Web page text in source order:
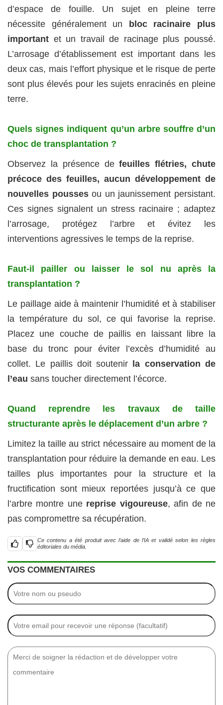
d’espace de fouille. Un sujet en pleine terre
nécessite généralement un
bloc racinaire plus
important et un travail de racinage plus poussé.
L’arrosage d’établissement est important dans les
deux cas, mais l’effort physique et le risque de perte
sont plus élevés pour les sujets enracinés en pleine
terre.
Quels signes indiquent qu’un arbre souffre d’un
choc de transplantation ?
Observez la présence defeuilles flétries, chute
précoce des feuilles, aucun développement de
nouvelles poussesou un jaunissement persistant.
Ces signes signalent un stress racinaire ; adaptez
l’arrosage, protégez l’arbre et évitez les
interventions agressives le temps de la reprise.
Faut-il pailler ou laisser le sol nu après la
transplantation ?
Le paillage aide à maintenir l’humidité et à stabiliser
la température du sol, ce qui favorise la reprise.
Placez une couche de paillis en laissant libre la
base du tronc pour éviter l’excès d’humidité au
collet. Le paillis doit soutenir
la conservation de
l’eau sans toucher directement l’écorce.
Quand reprendre les travaux de taille
structurante après le déplacement d’un arbre ?
Limitez la taille au strict nécessaire au moment de la
transplantation pour réduire la demande en eau. Les
tailles plus importantes pour la structure et la
fructification sont mieux reportées jusqu’à ce que
l’arbre montre une reprise vigoureuse, afin de ne
pas compromettre sa récupération.
Ce contenu a été produit avec l’aide de l’IA et validé selon les règles
éditoriales du média.
VOS COMMENTAIRES